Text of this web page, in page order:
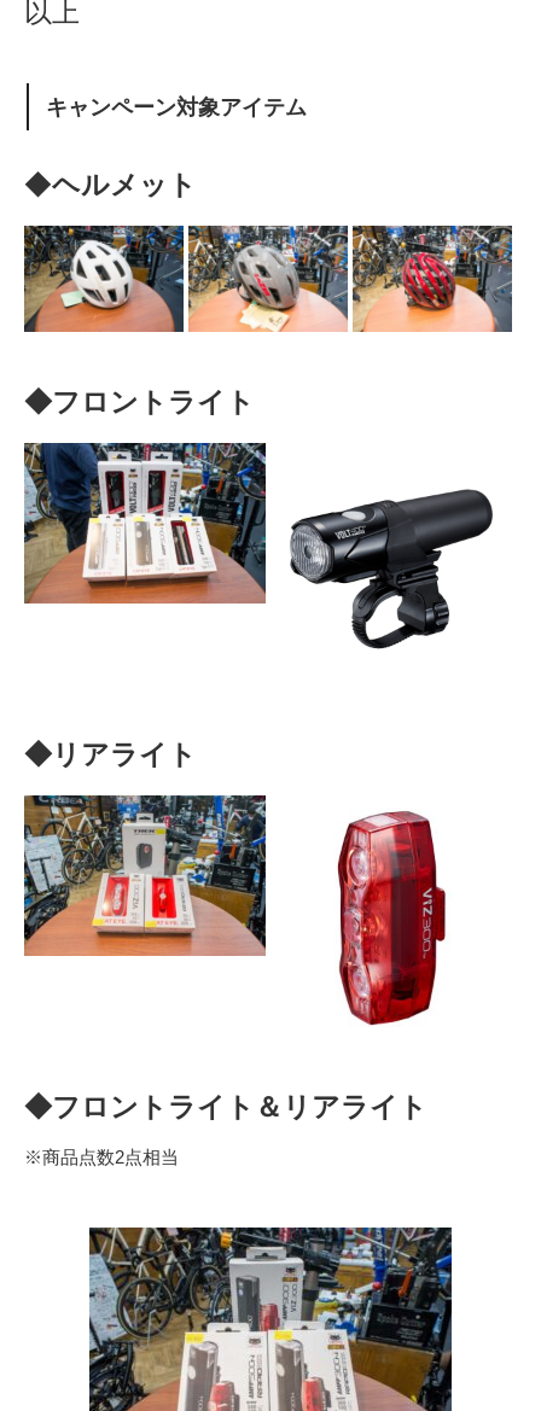
以上
キャンペーン対象アイテム
◆ヘルメット
◆フロントライト
◆リアライト
◆フロントライト＆リアライト
※商品点数2点相当